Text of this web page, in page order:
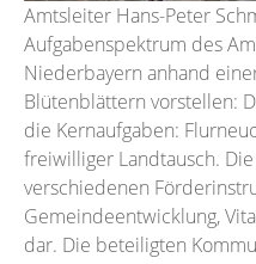
Amtsleiter Hans-Peter
Aufgabenspektrum des
Niederbayern anhand
Blütenblättern vorstellen:
die Kernaufgaben:
freiwilliger Landtausch.
verschiedenen
Gemeindeentwicklung,
dar. Die beteiligten